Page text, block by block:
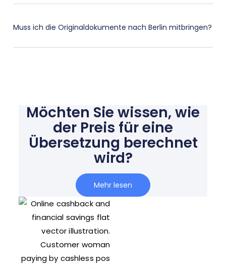
Muss ich die Originaldokumente nach Berlin mitbringen?
Möchten Sie wissen, wie
der Preis für eine
Übersetzung berechnet
wird?
Mehr lesen